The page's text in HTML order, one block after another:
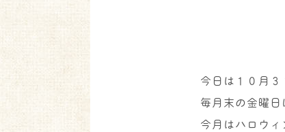
今日は１０月３
毎月末の金曜日
今月はハロウィ